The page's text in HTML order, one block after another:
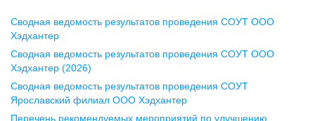
Воронеж
ул. Комиссаржевской, д. 10,
офис 1212
+7 473 280-05-05
pr@vrn.hh.ru
Сводная ведомость результатов проведения СОУТ ООО
Хэдхантер
Сводная ведомость результатов проведения СОУТ ООО
Хэдхантер (2026)
Сводная ведомость результатов проведения СОУТ
Ярославский филиал ООО Хэдхантер
Перечень рекомендуемых мероприятий по улучшению